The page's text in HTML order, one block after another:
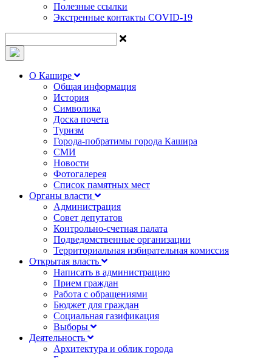
Полезные ссылки
Экстренные контакты COVID-19
О Кашире
Общая информация
История
Символика
Доска почета
Туризм
Города-побратимы города Кашира
СМИ
Новости
Фотогалерея
Список памятных мест
Органы власти
Администрация
Совет депутатов
Контрольно-счетная палата
Подведомственные организации
Территориальная избирательная комиссия
Открытая власть
Написать в администрацию
Прием граждан
Работа с обращениями
Бюджет для граждан
Социальная газификация
Выборы
Деятельность
Архитектура и облик города